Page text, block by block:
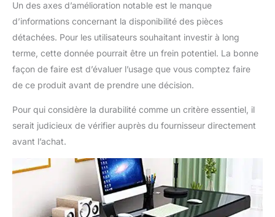
augmente la stabilité
globale; la table a des
qui vous permet
d'organiser les lignes,
et la table est toujours
propre et bien rangée,
efficacité de travail
【Convient à diverses
occasions】: Ce
peut répondre à vos
divers besoins et
convient parfaitement à
une utilisation en tant
que bureau d'étudiant,
Un des axes d’amélioration notable est le manque
d’informations concernant la disponibilité des pièces
détachées. Pour les utilisateurs souhaitant investir à long
terme, cette donnée pourrait être un frein potentiel. La bonne
façon de faire est d’évaluer l’usage que vous comptez faire
de ce produit avant de prendre une décision.
Pour qui considère la durabilité comme un critère essentiel, il
serait judicieux de vérifier auprès du fournisseur directement
avant l’achat.